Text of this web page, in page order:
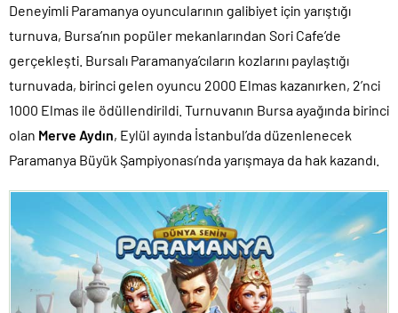
Deneyimli Paramanya oyuncularının galibiyet için yarıştığı
turnuva, Bursa’nın popüler mekanlarından Sori Cafe’de
gerçekleşti. Bursalı Paramanya’cıların kozlarını paylaştığı
turnuvada, birinci gelen oyuncu 2000 Elmas kazanırken, 2’nci
1000 Elmas ile ödüllendirildi. Turnuvanın Bursa ayağında birinci
olan Merve Aydın, Eylül ayında İstanbul’da düzenlenecek
Paramanya Büyük Şampiyonası’nda yarışmaya da hak kazandı.